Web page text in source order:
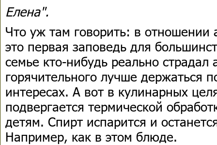
Елена".
Что уж там говорить: в отношении
это первая заповедь для
семье кто-нибудь реально страдал
горячительного лучше держаться
интересах. А вот в кулинарных
подвергается термической
детям. Спирт испарится и
Например, как в этом блюде.